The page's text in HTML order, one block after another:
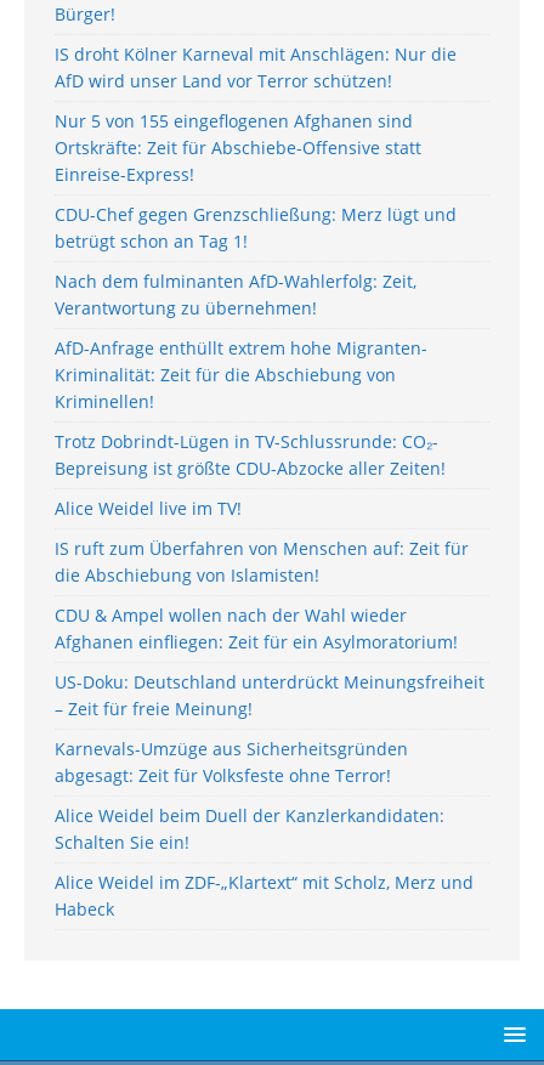
Bürger!
IS droht Kölner Karneval mit Anschlägen: Nur die
AfD wird unser Land vor Terror schützen!
Nur 5 von 155 eingeflogenen Afghanen sind
Ortskräfte: Zeit für Abschiebe-Offensive statt
Einreise-Express!
CDU-Chef gegen Grenzschließung: Merz lügt und
betrügt schon an Tag 1!
Nach dem fulminanten AfD-Wahlerfolg: Zeit,
Verantwortung zu übernehmen!
AfD-Anfrage enthüllt extrem hohe Migranten-
Kriminalität: Zeit für die Abschiebung von
Kriminellen!
Trotz Dobrindt-Lügen in TV-Schlussrunde: CO₂-
Bepreisung ist größte CDU-Abzocke aller Zeiten!
Alice Weidel live im TV!
IS ruft zum Überfahren von Menschen auf: Zeit für
die Abschiebung von Islamisten!
CDU & Ampel wollen nach der Wahl wieder
Afghanen einfliegen: Zeit für ein Asylmoratorium!
US-Doku: Deutschland unterdrückt Meinungsfreiheit
– Zeit für freie Meinung!
Karnevals-Umzüge aus Sicherheitsgründen
abgesagt: Zeit für Volksfeste ohne Terror!
Alice Weidel beim Duell der Kanzlerkandidaten:
Schalten Sie ein!
Alice Weidel im ZDF-„Klartext“ mit Scholz, Merz und
Habeck